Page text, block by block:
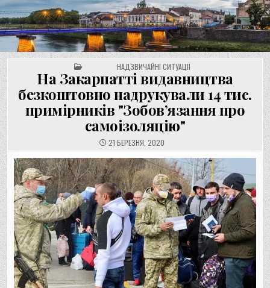
Перейти
до
вмісту
UNGVAR.UZ.UA
POSTED INНАДЗВИЧАЙНІ СИТУАЦІЇ
На Закарпатті видавництва
безкоштовно надрукували 14 тис.
примірників "Зобов’язання про
самоізоляцію"
21 БЕРЕЗНЯ, 2020